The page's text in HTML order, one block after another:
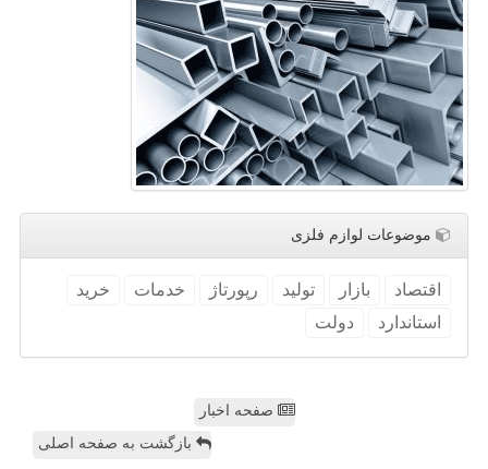
موضوعات لوازم فلزی
اقتصاد بازار تولید رپورتاژ خدمات
خرید
استاندارد
دولت
صفحه اخبار
بازگشت به صفحه اصلی